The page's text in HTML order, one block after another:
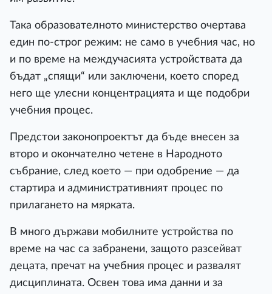
Така образователното министерство очертава
един по-строг режим: не само в учебния час, но
и по време на междучасията устройствата да
бъдат „спящи“ или заключени, което според
него ще улесни концентрацията и ще подобри
учебния процес.
Предстои законопроектът да бъде внесен за
второ и окончателно четене в Народното
събрание, след което — при одобрение — да
стартира и административният процес по
прилагането на мярката.
В много държави мобилните устройства по
време на час са забранени, защото разсейват
децата, пречат на учебния процес и развалят
дисциплината. Освен това има данни и за